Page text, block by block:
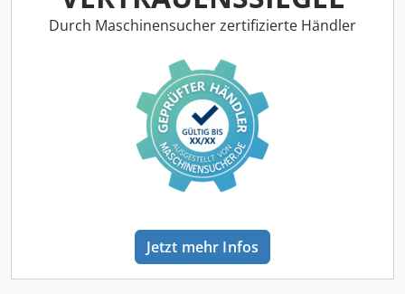
- Can be inspect On Stock Emskirchen / Nürnberg - Can be
test Dkjdjh Aw Ugspfx Ab Djr
Durch Maschinensucher zertifizierte Händler
Jetzt mehr Infos